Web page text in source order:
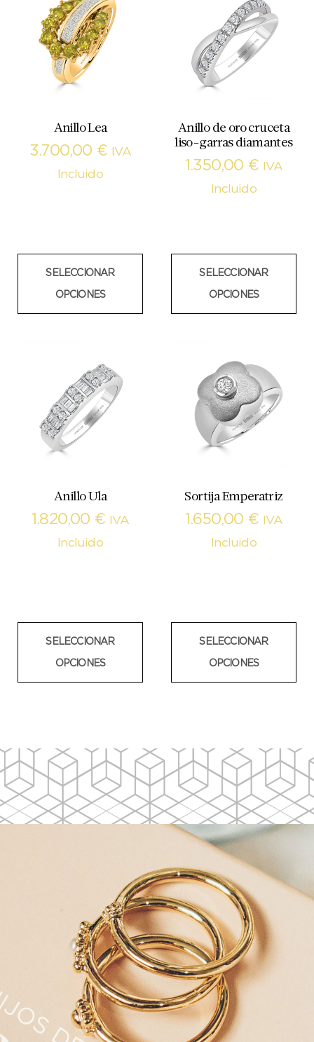
Anillo Lea
3.700,00 €
IVA
Incluido
SELECCIONAR
OPCIONES
Anillo de oro cruceta
liso-garras diamantes
1.350,00 €
IVA
Incluido
SELECCIONAR
OPCIONES
Anillo Ula
1.820,00 €
IVA
Incluido
SELECCIONAR
OPCIONES
Sortija Emperatriz
1.650,00 €
IVA
Incluido
SELECCIONAR
OPCIONES